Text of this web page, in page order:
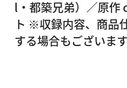
l・都築兄弟）／原作
ト ※収録内容、商品
する場合もございま